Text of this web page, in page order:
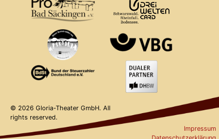
© 2026 Gloria-Theater GmbH. All
rights reserved.
Impressum